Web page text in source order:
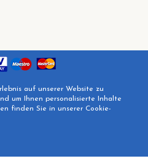
auf unserer Website zu
um Ihnen personalisierte Inhalte
finden Sie in unserer Cookie-